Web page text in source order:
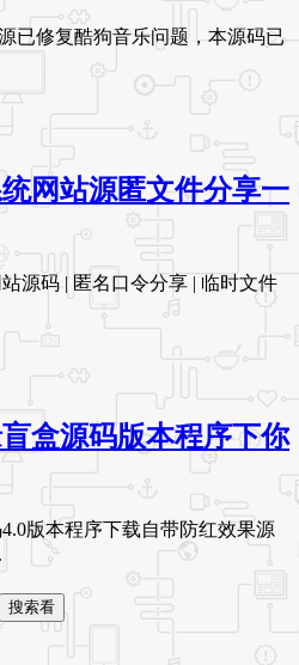
已修复酷狗音乐问题，本源码已
网站源匿文件分享一
源码 | 匿名口令分享 | 临时文件
盒源码版本程序下你
版本程序下载自带防红效果源
搜索看